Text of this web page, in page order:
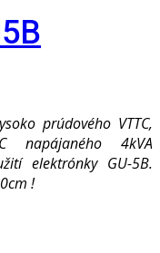
prúdového VTTC,
napájaného 4kVA
elektrónky GU-5B.
!